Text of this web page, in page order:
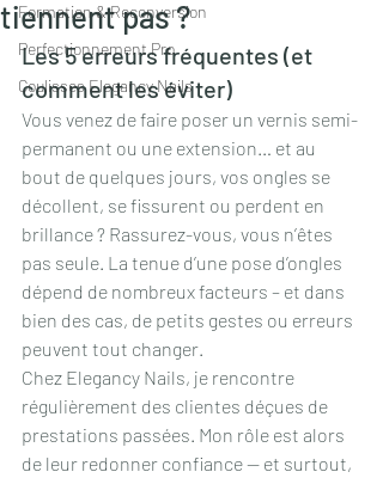
Formation & Reconversion
Perfectionnement Pro
Coulisses Elegancy Nails
tiennent pas ?
Les 5 erreurs fréquentes (et
comment les éviter)
Vous venez de faire poser un vernis semi-
permanent ou une extension… et au
bout de quelques jours, vos ongles se
décollent, se fissurent ou perdent en
brillance ? Rassurez-vous, vous n’êtes
pas seule. La tenue d’une pose d’ongles
dépend de nombreux facteurs – et dans
bien des cas, de petits gestes ou erreurs
peuvent tout changer.
Chez Elegancy Nails, je rencontre
régulièrement des clientes déçues de
prestations passées. Mon rôle est alors
de leur redonner confiance — et surtout,